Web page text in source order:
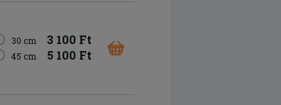
30 cm 3 100 Ft
45 cm 5 100 Ft